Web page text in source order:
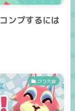
ンプするには
つり大会